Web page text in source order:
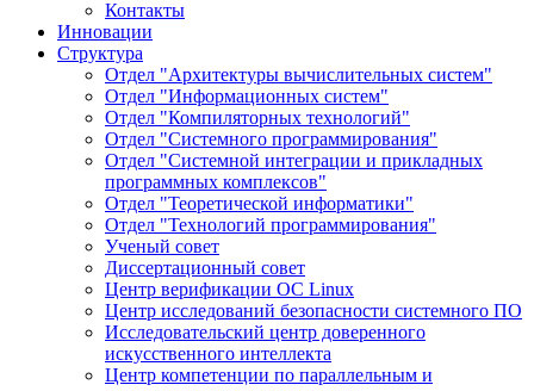
Контакты
Инновации
Структура
Отдел "Архитектуры вычислительных систем"
Отдел "Информационных систем"
Отдел "Компиляторных технологий"
Отдел "Системного программирования"
Отдел "Системной интеграции и прикладных
программных комплексов"
Отдел "Теоретической информатики"
Отдел "Технологий программирования"
Ученый совет
Диссертационный совет
Центр верификации ОС Linux
Центр исследований безопасности системного ПО
Исследовательский центр доверенного
искусственного интеллекта
Центр компетенции по параллельным и